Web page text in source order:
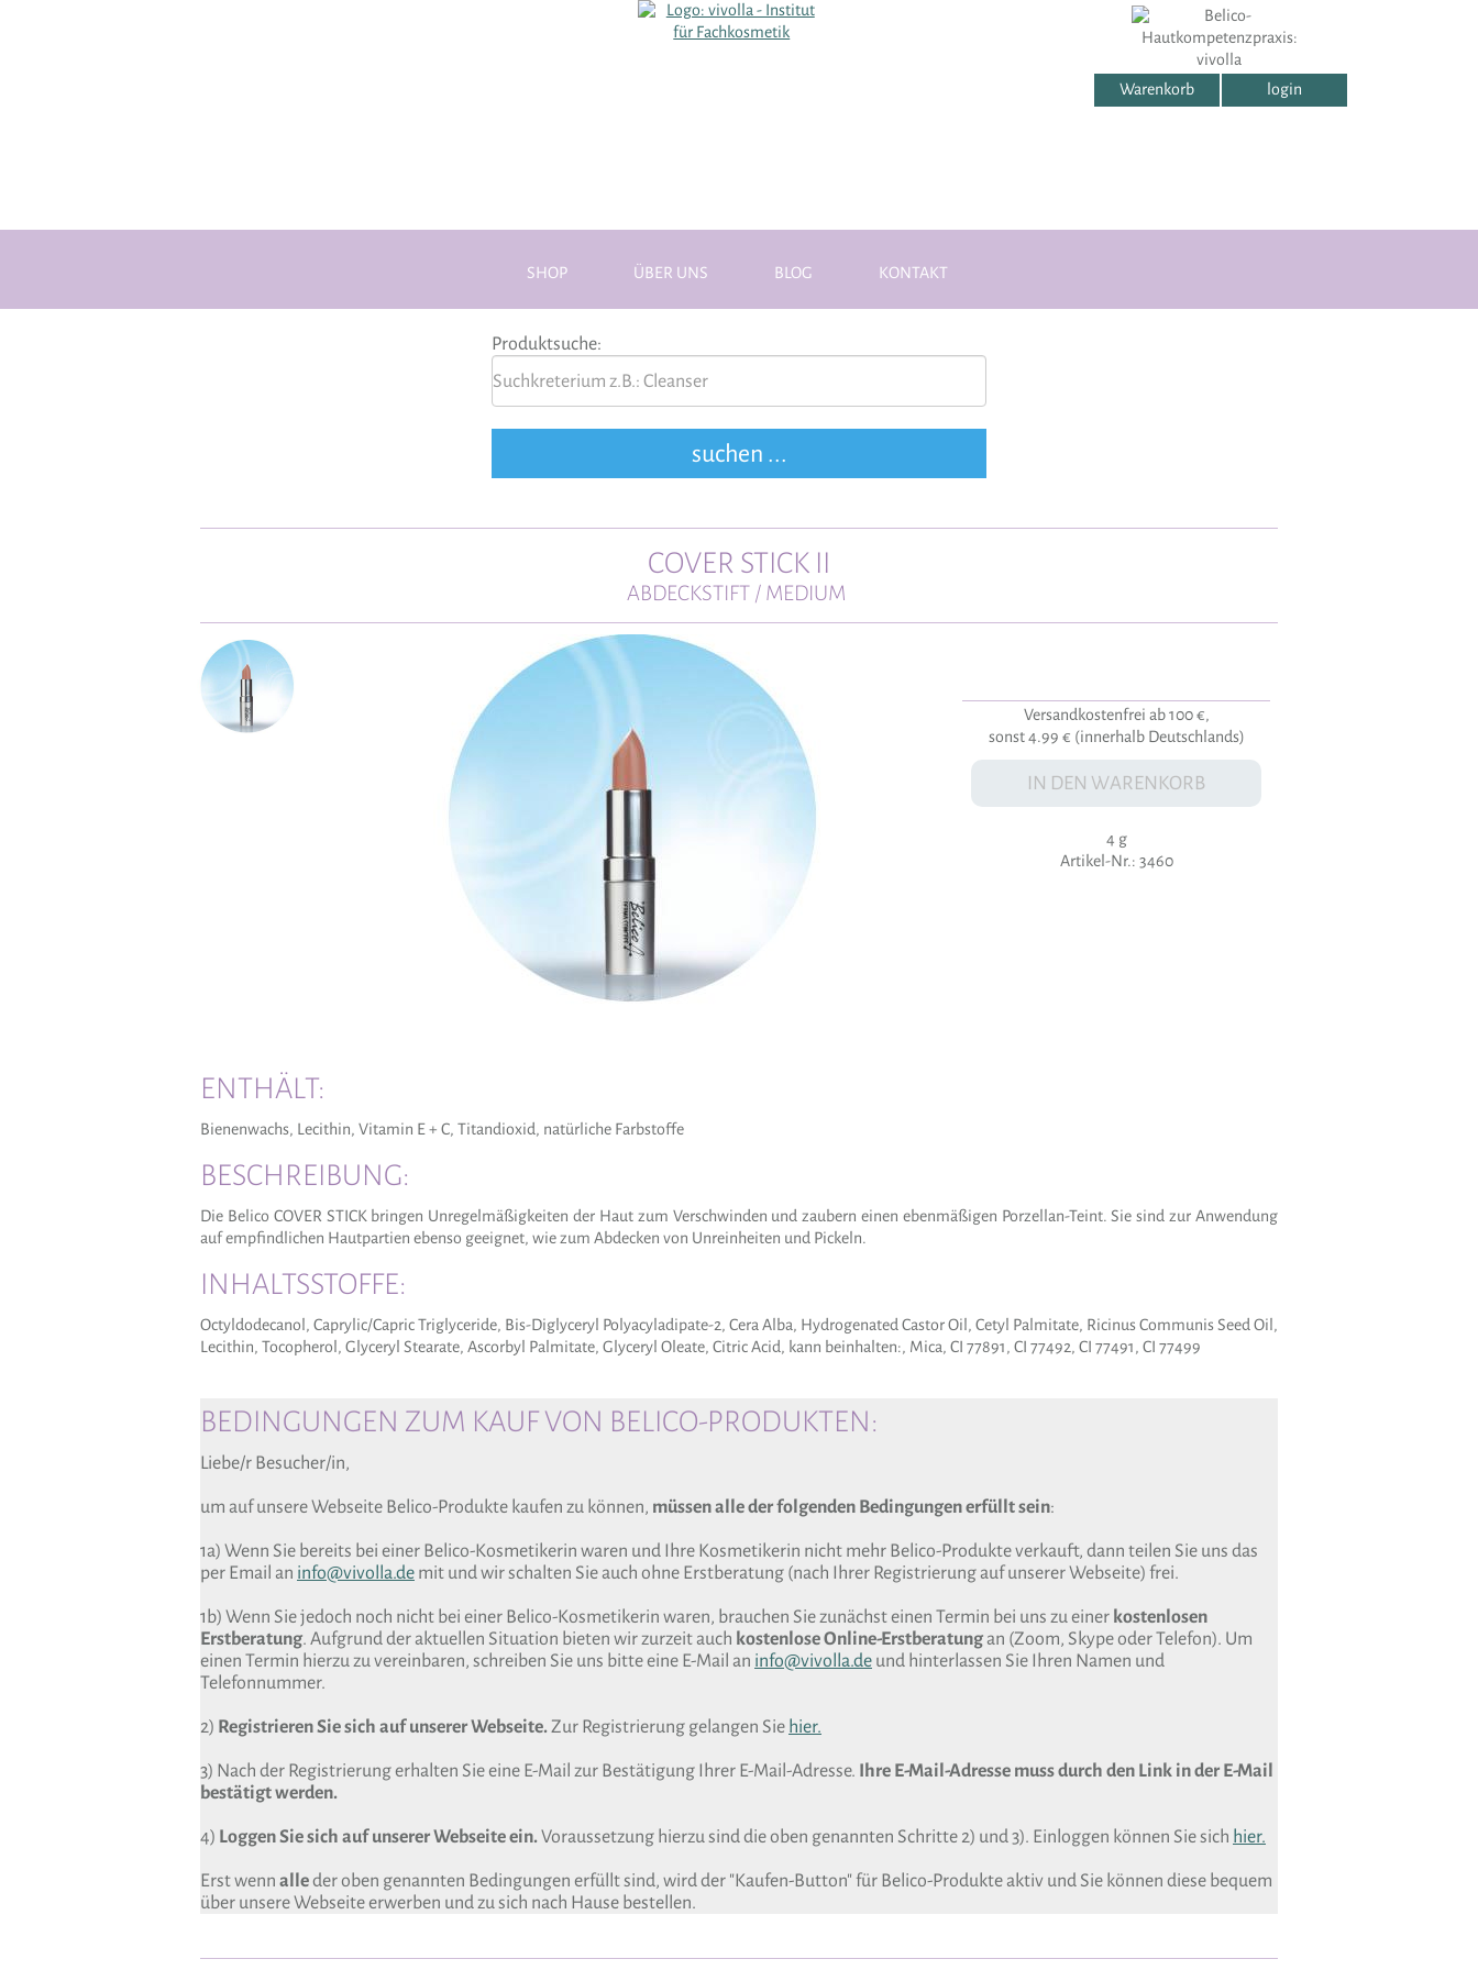
Warenkorb login
SHOP ÜBER UNS BLOG KONTAKT
Produktsuche:
COVER STICK II
ABDECKSTIFT / MEDIUM
Versandkostenfrei ab 100 €,
sonst 4.99 € (innerhalb Deutschlands)
IN DEN WARENKORB
4 g
Artikel-Nr.: 3460
ENTHÄLT:
Bienenwachs, Lecithin, Vitamin E + C, Titandioxid, natürliche Farbstoffe
BESCHREIBUNG:
Die Belico COVER STICK bringen Unregelmäßigkeiten der Haut zum Verschwinden und zaubern einen ebenmäßigen Porzellan-Teint. Sie sind zur Anwendung
auf empfindlichen Hautpartien ebenso geeignet, wie zum Abdecken von Unreinheiten und Pickeln.
INHALTSSTOFFE:
Octyldodecanol, Caprylic/Capric Triglyceride, Bis-Diglyceryl Polyacyladipate-2, Cera Alba, Hydrogenated Castor Oil, Cetyl Palmitate, Ricinus Communis Seed Oil,
Lecithin, Tocopherol, Glyceryl Stearate, Ascorbyl Palmitate, Glyceryl Oleate, Citric Acid, kann beinhalten:, Mica, CI 77891, CI 77492, CI 77491, CI 77499
BEDINGUNGEN ZUM KAUF VON BELICO-PRODUKTEN:
Liebe/r Besucher/in,
um auf unsere Webseite Belico-Produkte kaufen zu können, müssen alle der folgenden Bedingungen erfüllt sein:
1a) Wenn Sie bereits bei einer Belico-Kosmetikerin waren und Ihre Kosmetikerin nicht mehr Belico-Produkte verkauft, dann teilen Sie uns das
per Email an info@vivolla.demit und wir schalten Sie auch ohne Erstberatung (nach Ihrer Registrierung auf unserer Webseite) frei.
1b) Wenn Sie jedoch noch nicht bei einer Belico-Kosmetikerin waren, brauchen Sie zunächst einen Termin bei uns zu einerkostenlosen
Erstberatung. Aufgrund der aktuellen Situation bieten wir zurzeit auch kostenlose Online-Erstberatungan (Zoom, Skype oder Telefon). Um
einen Termin hierzu zu vereinbaren, schreiben Sie uns bitte eine E-Mail an info@vivolla.deund hinterlassen Sie Ihren Namen und
Telefonnummer.
2) Registrieren Sie sich auf unserer Webseite.Zur Registrierung gelangen Siehier.
3) Nach der Registrierung erhalten Sie eine E-Mail zur Bestätigung Ihrer E-Mail-Adresse. Ihre E-Mail-Adresse muss durch den Link in der E-Mail
bestätigt werden.
4) Loggen Sie sich auf unserer Webseite ein.Voraussetzung hierzu sind die oben genannten Schritte 2) und 3). Einloggen können Sie sich hier.
Erst wennalleder oben genannten Bedingungen erfüllt sind, wird der "Kaufen-Button" für Belico-Produkte aktiv und Sie können diese bequem
über unsere Webseite erwerben und zu sich nach Hause bestellen.